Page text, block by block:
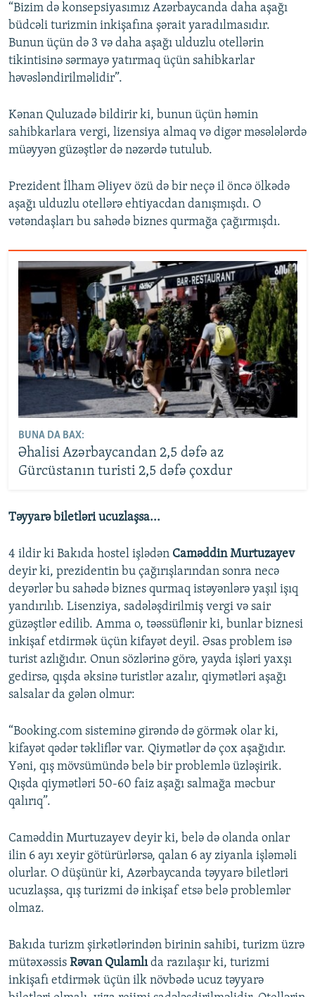
“Bizim də konsepsiyasımız Azərbaycanda daha aşağı
büdcəli turizmin inkişafına şərait yaradılmasıdır.
Bunun üçün də 3 və daha aşağı ulduzlu otellərin
tikintisinə sərmayə yatırmaq üçün sahibkarlar
həvəsləndirilməlidir”.
Kənan Quluzadə bildirir ki, bunun üçün həmin
sahibkarlara vergi, lizensiya almaq və digər məsələlərdə
müəyyən güzəştlər də nəzərdə tutulub.
Prezident İlham Əliyev özü də bir neçə il öncə ölkədə
aşağı ulduzlu otellərə ehtiyacdan danışmışdı. O
vətəndaşları bu sahədə biznes qurmağa çağırmışdı.
BUNA DA BAX:
Əhalisi Azərbaycandan 2,5 dəfə az
Gürcüstanın turisti 2,5 dəfə çoxdur
Təyyarə biletləri ucuzlaşsa...
4 ildir ki Bakıda hostel işlədən Caməddin Murtuzayev
deyir ki, prezidentin bu çağırışlarından sonra necə
deyərlər bu sahədə biznes qurmaq istəyənlərə yaşıl işıq
yandırılıb. Lisenziya, sadələşdirilmiş vergi və sair
güzəştlər edilib. Amma o, təəssüflənir ki, bunlar biznesi
inkişaf etdirmək üçün kifayət deyil. Əsas problem isə
turist azlığıdır. Onun sözlərinə görə, yayda işləri yaxşı
gedirsə, qışda əksinə turistlər azalır, qiymətləri aşağı
salsalar da gələn olmur:
“Booking.com sisteminə girəndə də görmək olar ki,
kifayət qədər təkliflər var. Qiymətlər də çox aşağıdır.
Yəni, qış mövsümündə belə bir problemlə üzləşirik.
Qışda qiymətləri 50-60 faiz aşağı salmağa məcbur
qalırıq”.
Caməddin Murtuzayev deyir ki, belə də olanda onlar
ilin 6 ayı xeyir götürürlərsə, qalan 6 ay ziyanla işləməli
olurlar. O düşünür ki, Azərbaycanda təyyarə biletləri
ucuzlaşsa, qış turizmi də inkişaf etsə belə problemlər
olmaz.
Bakıda turizm şirkətlərindən birinin sahibi, turizm üzrə
mütəxəssis Rəvan Qulamlıda razılaşır ki, turizmi
inkişafı etdirmək üçün ilk növbədə ucuz təyyarə